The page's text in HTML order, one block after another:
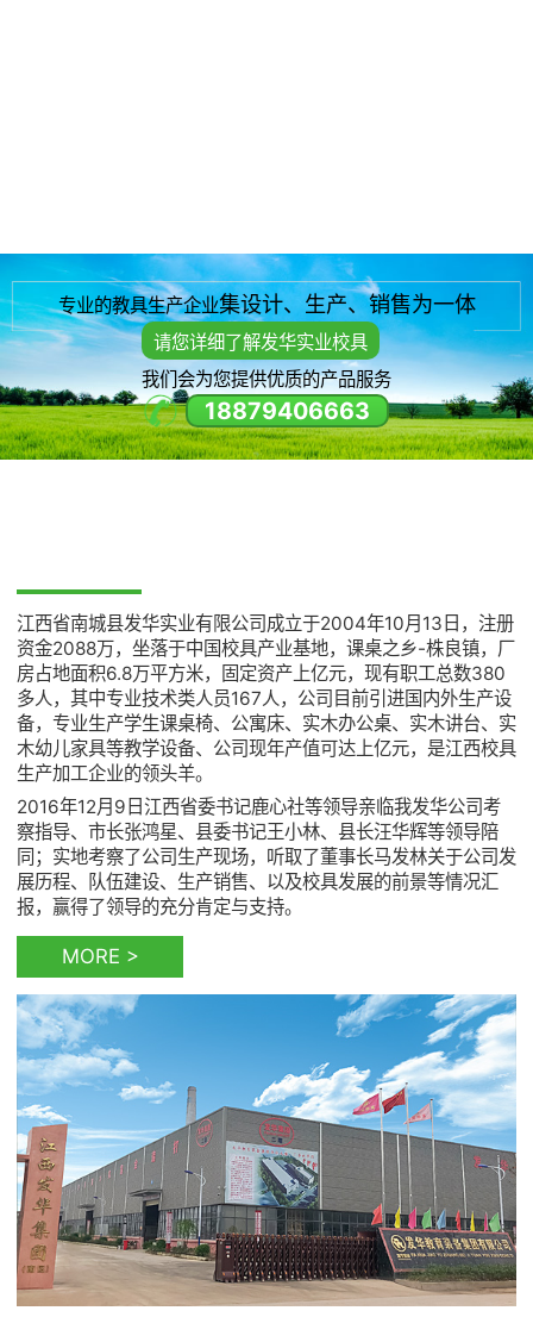
专业的教具生产企业集设计、生产、销售为一体
请您详细了解发华实业校具
我们会为您提供优质的产品服务
18879406663
江西省南城县发华实业有限公司成立于2004年10月13日，注册
资金2088万，坐落于中国校具产业基地，课桌之乡-株良镇，厂
房占地面积6.8万平方米，固定资产上亿元，现有职工总数380
多人，其中专业技术类人员167人，公司目前引进国内外生产设
备，专业生产学生课桌椅、公寓床、实木办公桌、实木讲台、实
木幼儿家具等教学设备、公司现年产值可达上亿元，是江西校具
生产加工企业的领头羊。
2016年12月9日江西省委书记鹿心社等领导亲临我发华公司考
察指导、市长张鸿星、县委书记王小林、县长汪华辉等领导陪
同；实地考察了公司生产现场，听取了董事长马发林关于公司发
展历程、队伍建设、生产销售、以及校具发展的前景等情况汇
报，赢得了领导的充分肯定与支持。
MORE >